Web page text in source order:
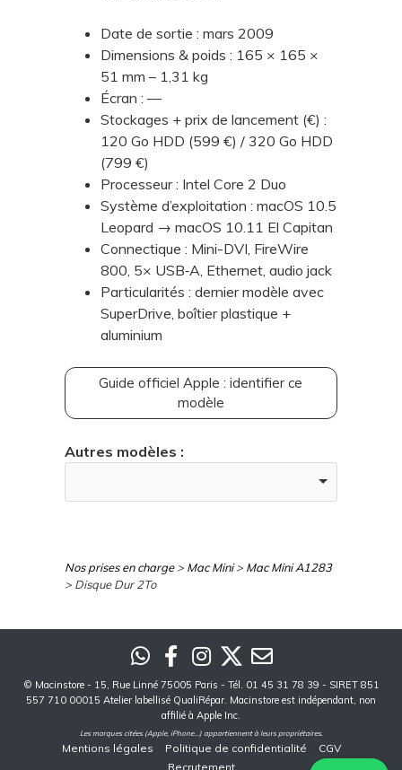
Date de sortie : mars 2009
Dimensions & poids : 165 × 165 ×
51 mm – 1,31 kg
Écran : —
Stockages + prix de lancement (€) :
120 Go HDD (599 €) / 320 Go HDD
(799 €)
Processeur : Intel Core 2 Duo
Système d’exploitation : macOS 10.5
Leopard → macOS 10.11 El Capitan
Connectique : Mini-DVI, FireWire
800, 5× USB‑A, Ethernet, audio jack
Particularités : dernier modèle avec
SuperDrive, boîtier plastique +
aluminium
Guide officiel Apple : identifier ce
modèle
Autres modèles :
Nos prises en charge> Mac Mini> Mac Mini A1283
> Disque Dur 2To
© Macinstore - 15, Rue Linné 75005 Paris - Tél. 01 45 31 78 39 - SIRET 851
557 710 00015 Atelier labellisé QualiRépar. Macinstore est indépendant, non
affilié à Apple Inc.
Les marques citées (Apple, iPhone...) appartiennent à leurs propriétaires.
Mentions légales Politique de confidentialité
CGV
Recrutement